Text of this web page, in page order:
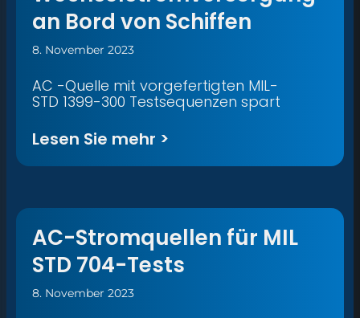
an Bord von Schiffen
8. November 2023
AC -Quelle mit vorgefertigten MIL-
STD 1399-300 Testsequenzen spart
Lesen Sie mehr >
AC-Stromquellen für MIL
STD 704-Tests
8. November 2023